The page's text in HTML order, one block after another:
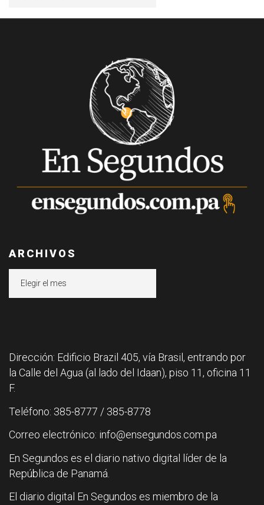
ARCHIVOS
Dirección: Edificio Brazil 405, vía Brasil, entrando por
la Calle del Agua (al lado del Idaan), piso 11, oficina 11
F.
Teléfono: 385-8777 / 385-8778
Correo electrónico: info@ensegundos.com.pa
En Segundos es el diario nativo digital líder de la
República de Panamá.
El diario digital En Segundos es miembro de la